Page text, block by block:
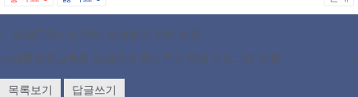
«
오레곤한미노인회, 추석맞이 잔치 성황
시애틀한국교육원 오레곤서 독서주간 특별 프로그램 진행
»
목록보기 답글쓰기